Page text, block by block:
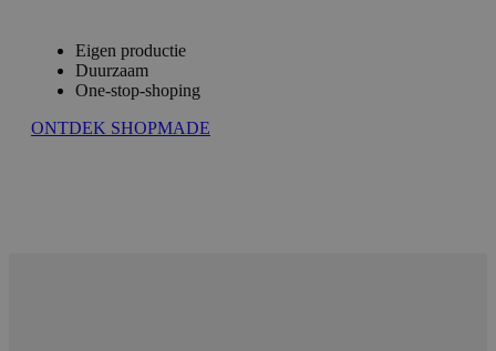
Eigen productie
Duurzaam
One-stop-shoping
ONTDEK SHOPMADE